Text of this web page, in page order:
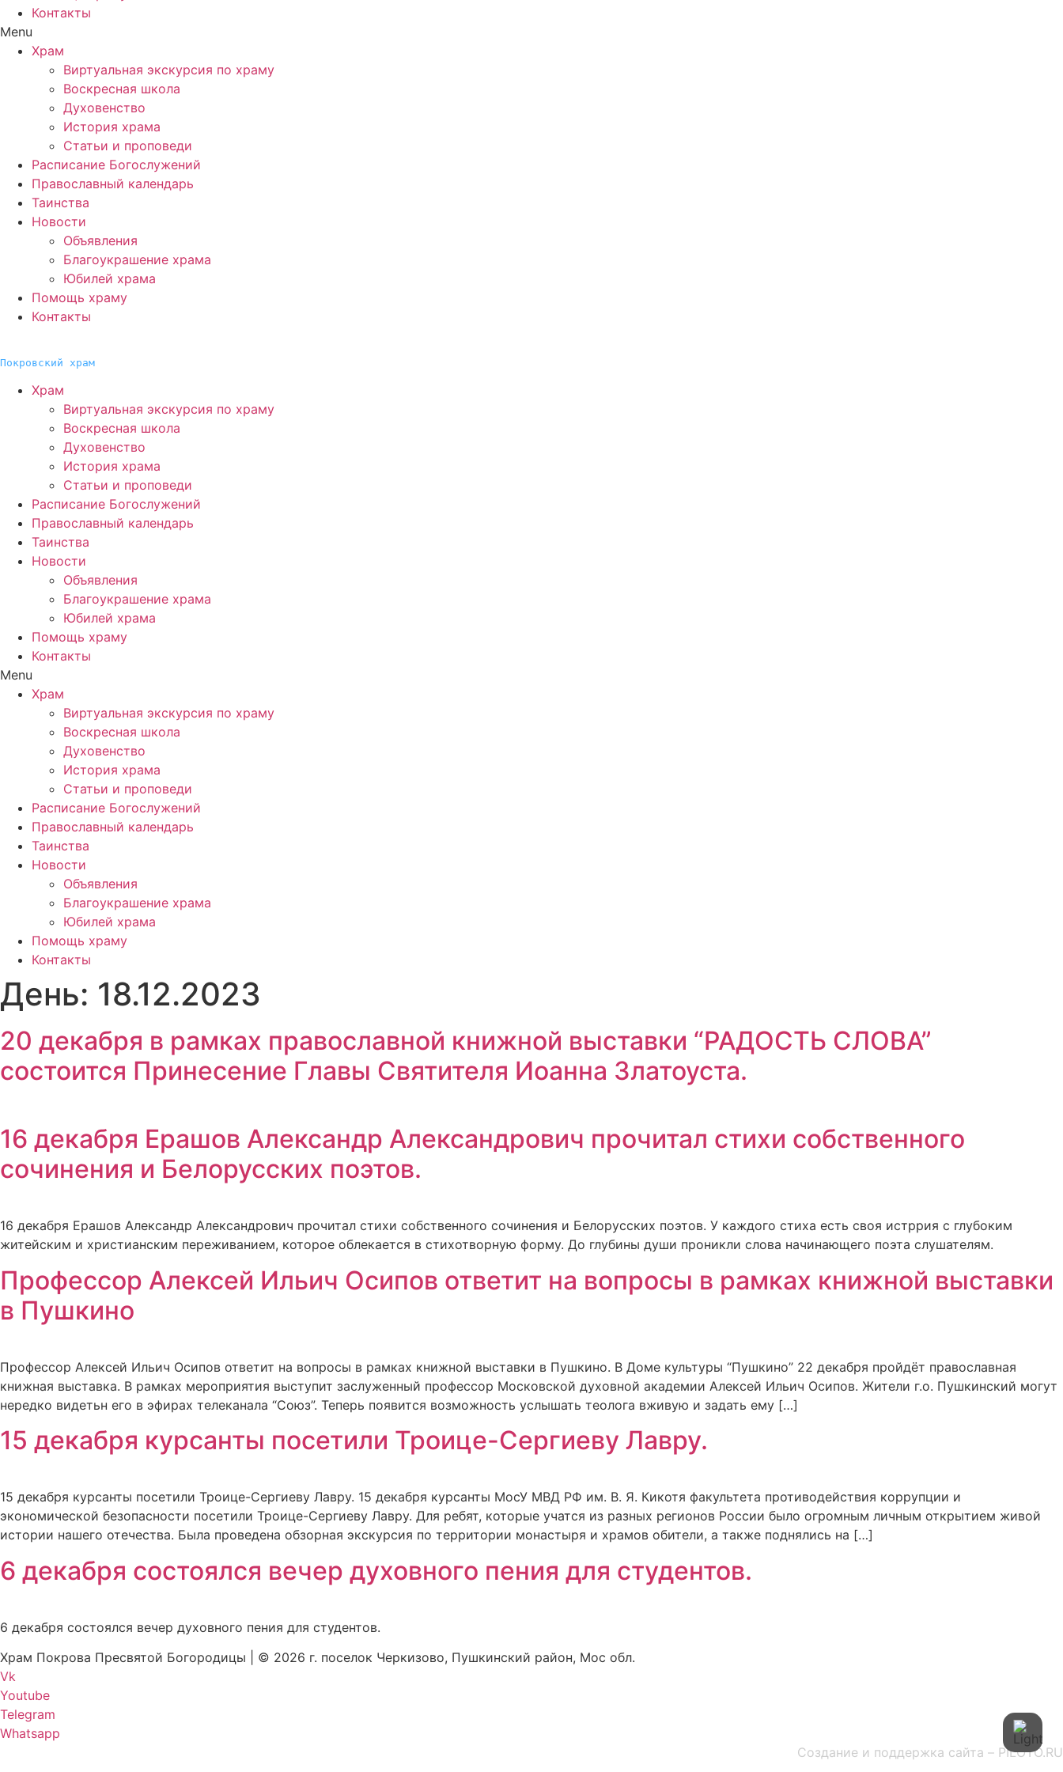
Контакты
Menu
Храм
Виртуальная экскурсия по храму
Воскресная школа
Духовенство
История храма
Статьи и проповеди
Расписание Богослужений
Православный календарь
Таинства
Новости
Объявления
Благоукрашение храма
Юбилей храма
Помощь храму
Контакты
Покровский храм
Храм
Виртуальная экскурсия по храму
Воскресная школа
Духовенство
История храма
Статьи и проповеди
Расписание Богослужений
Православный календарь
Таинства
Новости
Объявления
Благоукрашение храма
Юбилей храма
Помощь храму
Контакты
Menu
Храм
Виртуальная экскурсия по храму
Воскресная школа
Духовенство
История храма
Статьи и проповеди
Расписание Богослужений
Православный календарь
Таинства
Новости
Объявления
Благоукрашение храма
Юбилей храма
Помощь храму
Контакты
День: 18.12.2023
20 декабря в рамках православной книжной выставки “РАДОСТЬ СЛОВА”
состоится Принесение Главы Святителя Иоанна Златоуста.
16 декабря Ерашов Александр Александрович прочитал стихи собственного
сочинения и Белорусских поэтов.
16 декабря Ерашов Александр Александрович прочитал стихи собственного сочинения и Белорусских поэтов. У каждого стиха есть своя истррия с глубоким
житейским и христианским переживанием, которое облекается в стихотворную форму. До глубины души проникли слова начинающего поэта слушателям.
Профессор Алексей Ильич Осипов ответит на вопросы в рамках книжной выставки
в Пушкино
Профессор Алексей Ильич Осипов ответит на вопросы в рамках книжной выставки в Пушкино. В Доме культуры “Пушкино” 22 декабря пройдёт православная
книжная выставка. В рамках мероприятия выступит заслуженный профессор Московской духовной академии Алексей Ильич Осипов. Жители г.о. Пушкинский могут
нередко видетьн его в эфирах телеканала “Союз”. Теперь появится возможность услышать теолога вживую и задать ему […]
15 декабря курсанты посетили Троице-Сергиеву Лавру.
15 декабря курсанты посетили Троице-Сергиеву Лавру. 15 декабря курсанты МосУ МВД РФ им. В. Я. Кикотя факультета противодействия коррупции и
экономической безопасности посетили Троице-Сергиеву Лавру. Для ребят, которые учатся из разных регионов России было огромным личным открытием живой
истории нашего отечества. Была проведена обзорная экскурсия по территории монастыря и храмов обители, а также поднялись на […]
6 декабря состоялся вечер духовного пения для студентов.
6 декабря состоялся вечер духовного пения для студентов.
Храм Покрова Пресвятой Богородицы | © 2026 г. поселок Черкизово, Пушкинский район, Мос обл.
Vk
Youtube
Telegram
Whatsapp
Создание и поддержка сайта – PILOTO.RU